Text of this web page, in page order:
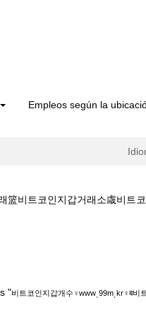
Empleos según la
篮비트코인지갑거래소䖗
"비트코인지갑개수♀wwwͺ99mͺkr♀ब비